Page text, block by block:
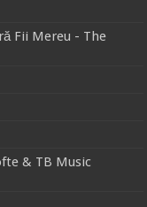
Fii Mereu - The
& TB Music